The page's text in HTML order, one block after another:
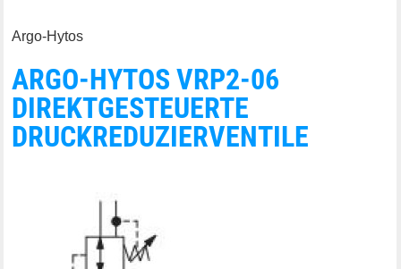
Argo-Hytos
ARGO-HYTOS VRP2-06
DIREKTGESTEUERTE
DRUCKREDUZIERVENTILE